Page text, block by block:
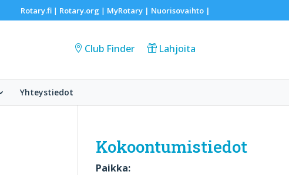
Rotary.fi| Rotary.org | MyRotary | Nuorisovaihto|
Club Finder Lahjoita
Yhteystiedot
Kokoontumistiedot
Paikka: